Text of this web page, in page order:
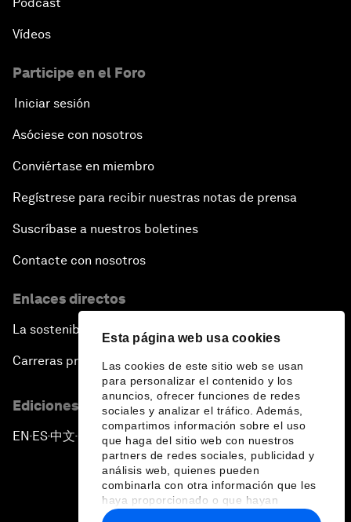
Esta página web usa cookies
Las cookies de este sitio web se usan
para personalizar el contenido y los
anuncios, ofrecer funciones de redes
sociales y analizar el tráfico. Además,
compartimos información sobre el uso
que haga del sitio web con nuestros
partners de redes sociales, publicidad y
análisis web, quienes pueden
combinarla con otra información que les
haya proporcionado o que hayan
recopilado a partir del uso que haya
Vídeos
Participe en el Foro
Iniciar sesión
Asóciese con nosotros
Conviértase en miembro
Regístrese para recibir nuestras notas de prensa
Suscríbase a nuestros boletines
Contacte con nosotros
Enlaces directos
La sostenibilidad en el Foro
Carreras profesionales
Ediciones en otros idiomas
EN ▪ES▪中文▪ 日本語